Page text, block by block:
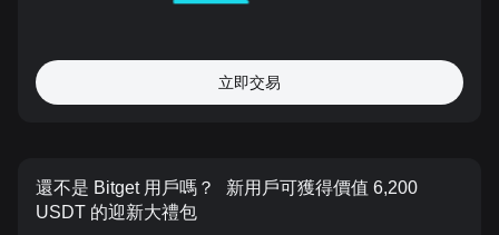
立即交易
還不是 Bitget 用戶嗎？
新用戶可獲得價值 6,200
USDT 的迎新大禮包